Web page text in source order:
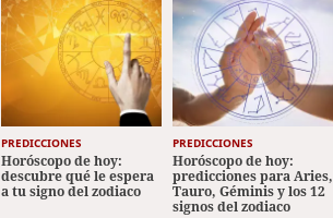
PREDICCIONES
Horóscopo de hoy:
descubre qué le espera
a tu signo del zodiaco
PREDICCIONES
Horóscopo de hoy:
predicciones para Aries,
Tauro, Géminis y los 12
signos del zodiaco